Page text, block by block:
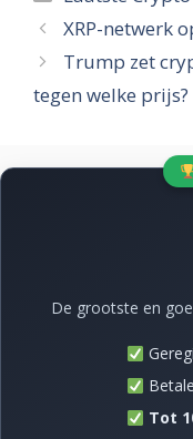
XRP-netwerk
Trump zet
tegen welke prijs?
De grootste en
Tot